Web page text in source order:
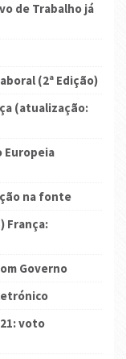
de Trabalho já
(2ª Edição)
(atualização:
Europeia
na fonte
França:
Governo
voto